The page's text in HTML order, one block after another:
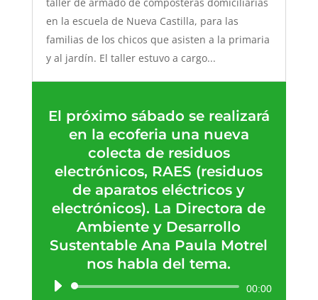
taller de armado de composteras domiciliarias
en la escuela de Nueva Castilla, para las
familias de los chicos que asisten a la primaria
y al jardín. El taller estuvo a cargo...
El próximo sábado se realizará
en la ecoferia una nueva
colecta de residuos
electrónicos, RAES (residuos
de aparatos eléctricos y
electrónicos). La Directora de
Ambiente y Desarrollo
Sustentable Ana Paula Motrel
nos habla del tema.
Reproductor
00:00